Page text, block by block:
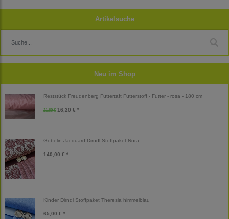
Artikelsuche
Neu im Shop
Reststück Freudenberg Futtertaft Futterstoff - Futter - rosa - 180 cm
21,60 € 16,20 € *
Gobelin Jacquard Dirndl Stoffpaket Nora
140,00 € *
Kinder Dirndl Stoffpaket Theresia himmelblau
65,00 € *